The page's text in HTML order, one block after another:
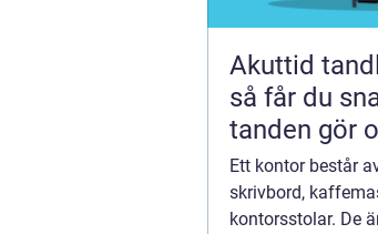
Akuttid
så får du
tanden gör
Ett kontor består
skrivbord,
kontorsstolar. De